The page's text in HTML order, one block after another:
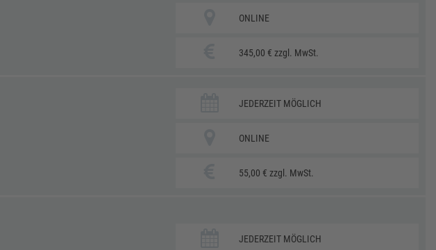
ONLINE
345,00 € zzgl. MwSt.
JEDERZEIT MÖGLICH
ONLINE
55,00 € zzgl. MwSt.
JEDERZEIT MÖGLICH